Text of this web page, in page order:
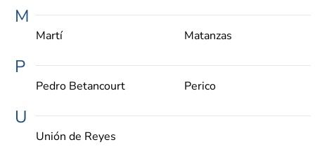
M
Martí Matanzas
P
Pedro Betancourt Perico
U
Unión de Reyes